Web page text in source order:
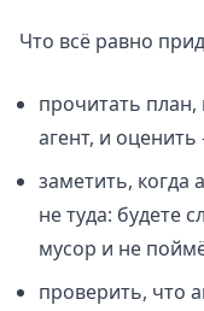
Что всё равно
прочитать
агент, и
заметить, когда
не туда: будете
мусор и не
проверить, что